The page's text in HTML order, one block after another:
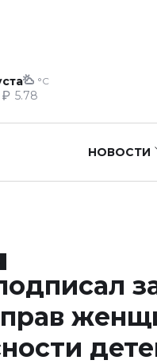
°C
5.78
НОВОСТИ